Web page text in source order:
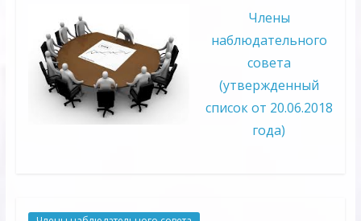
Члены
наблюдательного
совета
(утвержденный
список от 20.06.2018
года)